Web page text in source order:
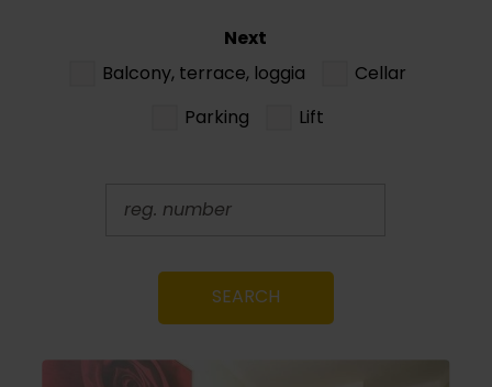
Next
Balcony, terrace, loggia
Cellar
Parking
Lift
SEARCH